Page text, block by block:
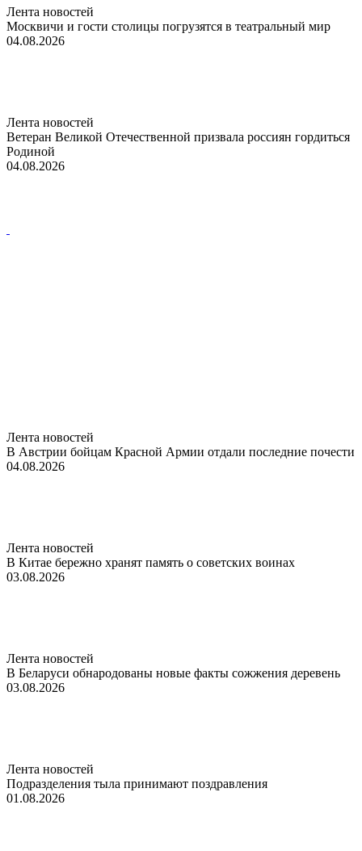
Лента новостей
Москвичи и гости столицы погрузятся в театральный мир
04.08.2026
Лента новостей
Ветеран Великой Отечественной призвала россиян гордиться
Родиной
04.08.2026
Лента новостей
В Австрии бойцам Красной Армии отдали последние почести
04.08.2026
Лента новостей
В Китае бережно хранят память о советских воинах
03.08.2026
Лента новостей
В Беларуси обнародованы новые факты сожжения деревень
03.08.2026
Лента новостей
Подразделения тыла принимают поздравления
01.08.2026